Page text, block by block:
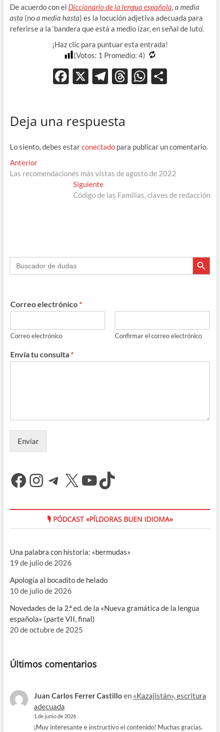
De acuerdo con el Diccionario de la lengua española a media
asta (noa media hasta) es la locución adjetiva adecuada para
referirse a la ‘bandera que está a medio izar, en señal de luto’.
¡Haz clic para puntuar esta entrada!
(Votos: 1 Promedio: 4)
F
b
o
k
X T
gr
m
T W
p
p
ti
r
Deja una respuesta
Lo siento, debes estarconectadopara publicar un comentario.
Navegación
de
AnteriorEntrada
anterior:
Las recomendaciones más vistas de agosto de 2022
SiguienteEntrada
siguiente:
Código de las Familias, claves de redacción
Buscar: Botón de
Correo electrónico *
Correo electrónico Confirmar el correo electrónico
Envía tu consulta *
Enviar
Facebook
Instagram
Telegram
X YouTube
TikTok
🎙 PÓDCAST «PÍLDORAS BUEN IDIOMA»
Una palabra con historia: «bermudas»
19 de julio de 2026
Apología al bocadito de helado
10 de julio de 2026
Novedades de la 2.ª ed. de la «Nueva gramática de la lengua
española» (parte VII, final)
20 de octubre de 2025
Últimos comentarios
Juan Carlos Ferrer Castillo en «Kazajistán», escritura
adecuada
1 de junio de 2026
¡Muy interesante e instructivo el contenido! Muchas gracias.